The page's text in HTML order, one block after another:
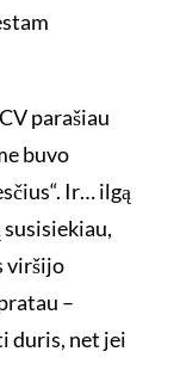
parašiau
buvo
Ir… ilgą
viršijo
–
duris, net jei